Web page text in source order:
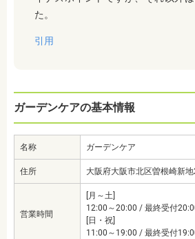
た。
引用
ガーデンケアの基本情報
名称 ガーデンケア
住所 大阪府大阪市北区曽根崎新
営業時間
[月～土]
12:00～20:00 / 最終受付
[日・祝]
11:00～19:00 / 最終受付